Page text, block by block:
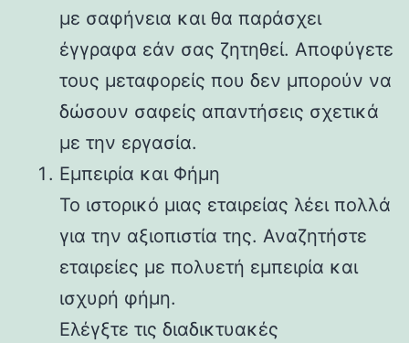
με σαφήνεια και θα παράσχει
έγγραφα εάν σας ζητηθεί. Αποφύγετε
τους μεταφορείς που δεν μπορούν να
δώσουν σαφείς απαντήσεις σχετικά
με την εργασία.
Εμπειρία και Φήμη
Το ιστορικό μιας εταιρείας λέει πολλά
για την αξιοπιστία της. Αναζητήστε
εταιρείες με πολυετή εμπειρία και
ισχυρή φήμη.
Ελέγξτε τις διαδικτυακές